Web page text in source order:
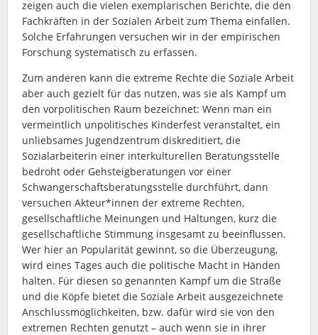
zeigen auch die vielen exemplarischen Berichte, die den
Fachkräften in der Sozialen Arbeit zum Thema einfallen.
Solche Erfahrungen versuchen wir in der empirischen
Forschung systematisch zu erfassen.
Zum anderen kann die extreme Rechte die Soziale Arbeit
aber auch gezielt für das nutzen, was sie als Kampf um
den vorpolitischen Raum bezeichnet: Wenn man ein
vermeintlich unpolitisches Kinderfest veranstaltet, ein
unliebsames Jugendzentrum diskreditiert, die
Sozialarbeiterin einer interkulturellen Beratungsstelle
bedroht oder Gehsteigberatungen vor einer
Schwangerschaftsberatungsstelle durchführt, dann
versuchen Akteur*innen der extreme Rechten,
gesellschaftliche Meinungen und Haltungen, kurz die
gesellschaftliche Stimmung insgesamt zu beeinflussen.
Wer hier an Popularität gewinnt, so die Überzeugung,
wird eines Tages auch die politische Macht in Händen
halten. Für diesen so genannten Kampf um die Straße
und die Köpfe bietet die Soziale Arbeit ausgezeichnete
Anschlussmöglichkeiten, bzw. dafür wird sie von den
extremen Rechten genutzt – auch wenn sie in ihrer